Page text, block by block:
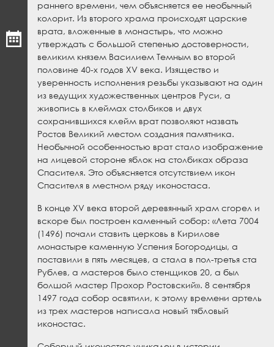
раннего времени, чем объясняется ее необычный
колорит. Из второго храма происходят царские
врата, вложенные в монастырь, что можно
утверждать с большой степенью достоверности,
великим князем Василием Темным во второй
половине 40-х годов XV века. Изящество и
уверенность исполнения резьбы указывают на один
из ведущих художественных центров Руси, а
живопись в клеймах столбиков и двух
сохранившихся клейм врат позволяют назвать
Ростов Великий местом создания памятника.
Необычной особенностью врат стало изображение
на лицевой стороне яблок на столбиках образа
Спасителя. Это объясняется отсутствием икон
Спасителя в местном ряду иконостаса.
В конце XV века второй деревянный храм сгорел и
вскоре был построен каменный собор: «Лета 7004
(1496) почали ставить церковь в Кирилове
монастыре каменную Успения Богородицы, а
поставили в пять месяцев, а стала в пол-третья ста
Рублев, а мастеров было стенщиков 20, а был
болшой мастер Прохор Ростовский». 8 сентября
1497 года собор освятили, к этому времени артель
из трех мастеров написала новый тябловый
иконостас.